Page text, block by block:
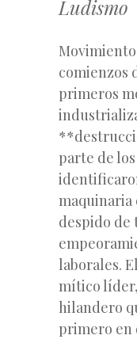
Ludismo
comienzos
primeros
parte de
maquinaria
despido de
laborales.
mítico
hilandero
primero